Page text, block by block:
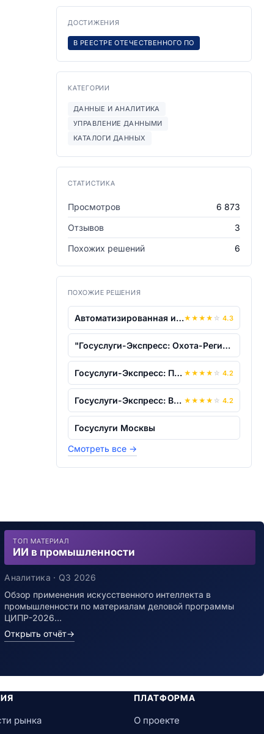
ДОСТИЖЕНИЯ
В РЕЕСТРЕ ОТЕЧЕСТВЕННОГО ПО
КАТЕГОРИИ
ДАННЫЕ И АНАЛИТИКА
УПРАВЛЕНИЕ ДАННЫМИ
КАТАЛОГИ ДАННЫХ
СТАТИСТИКА
Просмотров
6 873
Отзывов
3
Похожих решений
6
ПОХОЖИЕ РЕШЕНИЯ
Автоматизированная информационная сист...★ ★ ★ ★ ☆ 4.3
"Госуслуги-Экспресс: Охота-Регион"
Госуслуги-Экспресс: Портал-Регион ★ ★ ★ ★ ☆ 4.2
Госуслуги-Экспресс: Ведомство-Регион ★ ★ ★ ★ ☆ 4.2
Госуслуги Москвы
Смотреть все →
ТОП МАТЕРИАЛ
ИИ в промышленности
Аналитика · Q3 2026
Обзор применения искусственного интеллекта в
промышленности по материалам деловой программы
ЦИПР-2026…
Открыть отчёт→
рынка
ПЛАТФОРМА
О проекте